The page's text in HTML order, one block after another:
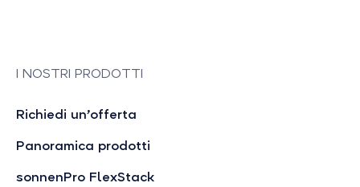
I NOSTRI PRODOTTI
Richiedi un’offerta
Panoramica prodotti
sonnenPro FlexStack